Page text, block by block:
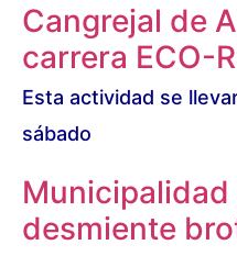
Cangrejal de
carrera ECO-
Esta actividad se
sábado
Municipalidad
desmiente